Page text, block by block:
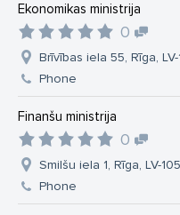
Ekonomikas ministrija
0
Brīvības iela 55, Rīga, LV-
Phone
Finanšu ministrija
0
Smilšu iela 1, Rīga, LV-
Phone